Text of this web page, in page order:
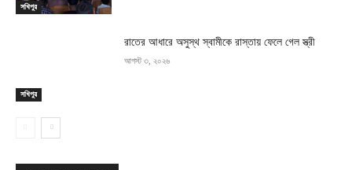
সখিপুর
সখিপুর
রাতের আধারে অসুস্থ স্বামীকে রাস্তায় ফেলে গেল স্ত্রী
আগস্ট ৩, ২০২৬